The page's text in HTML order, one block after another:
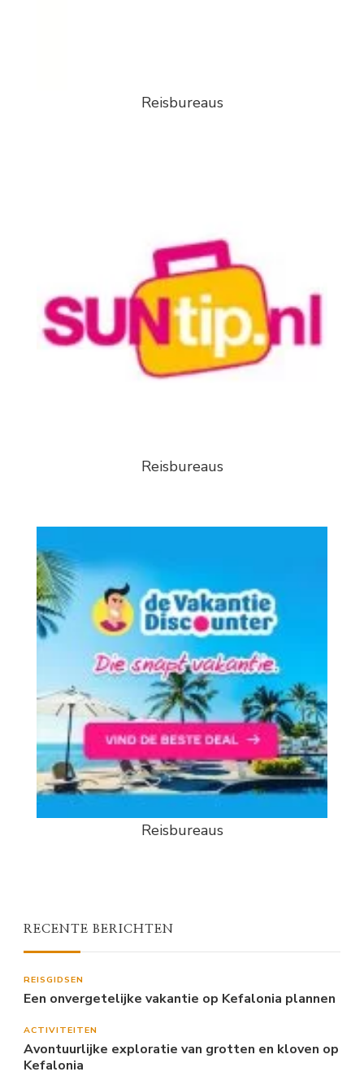
Reisbureaus
Reisbureaus
Reisbureaus
RECENTE BERICHTEN
REISGIDSEN
Een onvergetelijke vakantie op Kefalonia plannen
ACTIVITEITEN
Avontuurlijke exploratie van grotten en kloven op
Kefalonia